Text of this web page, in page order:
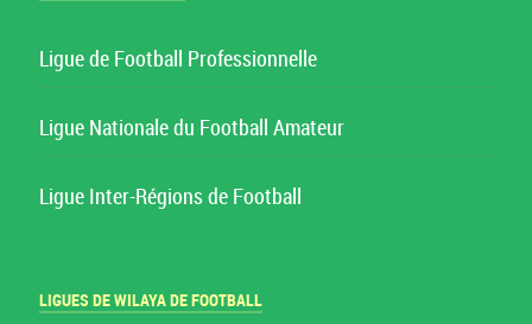
Ligue de Football Professionnelle
Ligue Nationale du Football Amateur
Ligue Inter-Régions de Football
LIGUES DE WILAYA DE FOOTBALL